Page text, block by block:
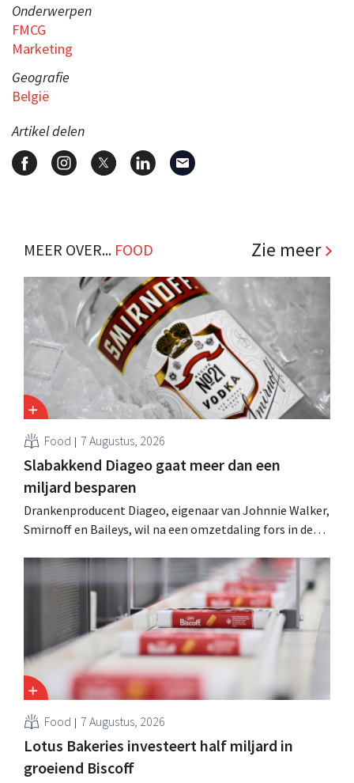
Onderwerpen
FMCG
Marketing
Geografie
België
Artikel delen
MEER OVER... FOOD Zie meer
Food 7 Augustus, 2026
Slabakkend Diageo gaat meer dan een
miljard besparen
Drankenproducent Diageo, eigenaar van Johnnie Walker,
Smirnoff en Baileys, wil na een omzetdaling fors in de
andere Guiness en voorgemixte cocktails.
Food 7 Augustus, 2026
Lotus Bakeries investeert half miljard in
groeiend Biscoff